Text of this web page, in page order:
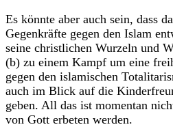
Es könnte aber auch sein, dass
Gegenkräfte gegen den Islam
seine christlichen Wurzeln und
(b) zu einem Kampf um eine
gegen den islamischen
auch im Blick auf die
geben. All das ist momentan
von Gott erbeten werden.